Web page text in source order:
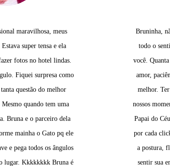
maravilhosa, meus
super tensa e ela
fotos no hotel lindas.
Fiquei surpresa como
questão do melhor
quando tem uma
Bruna e o parceiro dela
mainha o Gato pq ele
e pega todos os ângulos
lugar. Kkkkkkkk Bruna é
Bruninha,
todo o
você.
amor,
melhor.
nossos
Papai do
por cada
a postura,
sentir sua